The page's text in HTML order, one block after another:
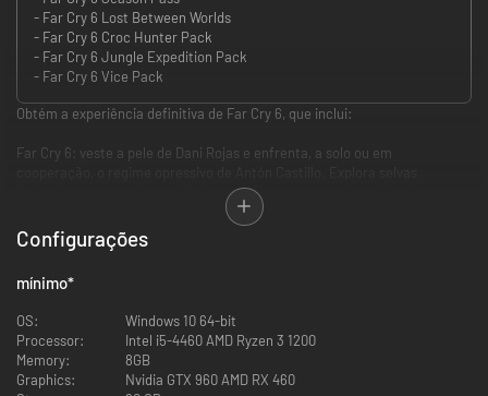
- Far Cry 6 Lost Between Worlds
- Far Cry 6 Croc Hunter Pack
- Far Cry 6 Jungle Expedition Pack
- Far Cry 6 Vice Pack
Obtém a experiência definitiva de Far Cry 6, que inclui:
Far Cry 6: veste a pele de Dani Rojas e enfrenta, a solo ou em
deslumbrantes, praias e cidades enquanto sentes a adrenalina do
combate graças a um arsenal de centenas de armas.
Lost Between Worlds, a expansão surreal para o Far Cry 6: conquista 15
de Dani Rojas. Vais encontrar uma série de momentos fantásticos
uma nova história e um vasto leque de desafios de jogo. Põe-te à prova,
mostra o que vales e supera a própria morte, ou... perde-te para a
eternidade.
Configurações
mínimo*
OS:
Windows 10 64-bit
Processor:
Intel i5-4460 AMD Ryzen 3 1200
Memory:
8GB
Graphics:
Nvidia GTX 960 AMD RX 460